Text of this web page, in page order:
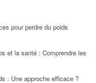
pour perdre du poids
et la santé : Comprendre les
: Une approche efficace ?